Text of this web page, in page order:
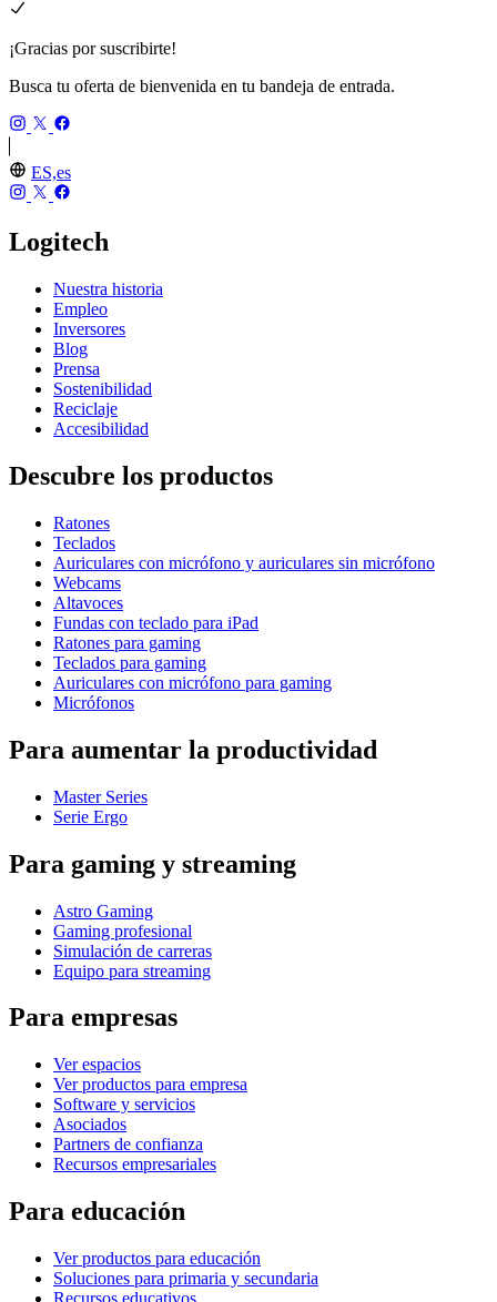
¡Gracias por suscribirte!
Busca tu oferta de bienvenida en tu bandeja de entrada.
ES,es
Logitech
Nuestra historia
Empleo
Inversores
Blog
Prensa
Sostenibilidad
Reciclaje
Accesibilidad
Descubre los productos
Ratones
Teclados
Auriculares con micrófono y auriculares sin micrófono
Webcams
Altavoces
Fundas con teclado para iPad
Ratones para gaming
Teclados para gaming
Auriculares con micrófono para gaming
Micrófonos
Para aumentar la productividad
Master Series
Serie Ergo
Para gaming y streaming
Astro Gaming
Gaming profesional
Simulación de carreras
Equipo para streaming
Para empresas
Ver espacios
Ver productos para empresa
Software y servicios
Asociados
Partners de confianza
Recursos empresariales
Para educación
Ver productos para educación
Soluciones para primaria y secundaria